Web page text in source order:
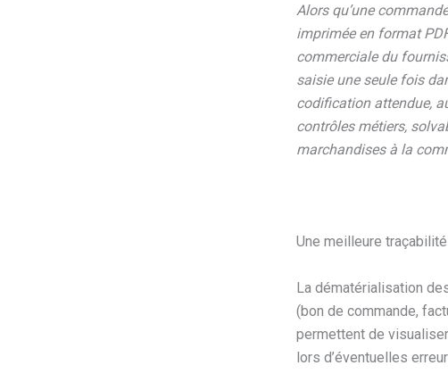
Alors qu’une
imprimée en format
commerciale du
saisie une seule fois
codification attendue,
contrôles métiers,
marchandises à la
Une meilleure
La dématérialisation
(bon de commande,
permettent de
lors d’éventuelles